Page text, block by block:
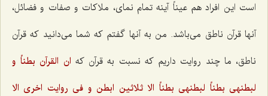
است این افراد هم عیناً آینه تمام نمای، ملاکات و صفات و فضائل،
آنها قرآن ناطق می‌باشد. من به آنها گفتم که شما می‌دانید که قرآن
ناطق، ما چند روایت داریم که نسبت به قرآن که‌ ان القرآن بطناً و
لبطنهى بطناً لبطنهى بطناً الا ثلاثین ابطن و فى روایت اخرى الا